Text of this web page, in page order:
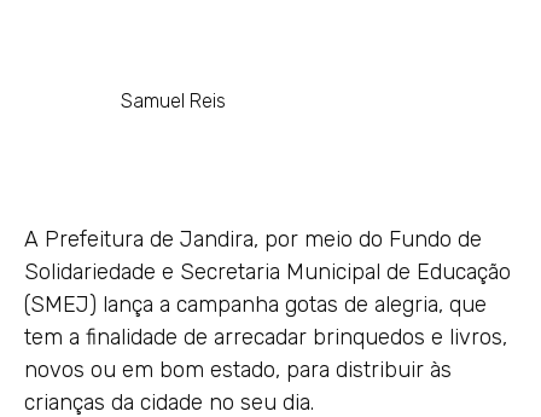
Samuel Reis
A Prefeitura de Jandira, por meio do Fundo de
Solidariedade e Secretaria Municipal de Educação
(SMEJ) lança a campanha gotas de alegria, que
tem a finalidade de arrecadar brinquedos e livros,
novos ou em bom estado, para distribuir às
crianças da cidade no seu dia.